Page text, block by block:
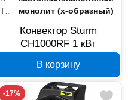
Тип нагревательного элемента
монолит (х-образный)
Конвектор Sturm
CH1000RF 1 кВт
В корзину
-17%